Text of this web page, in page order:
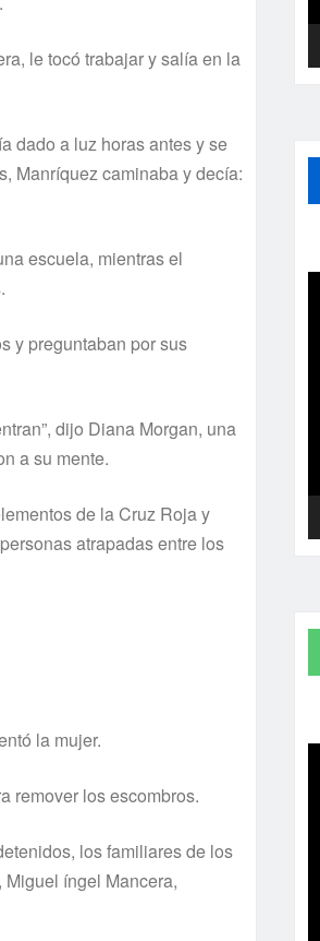
le tocó trabajar y salí­a en la
dado a luz horas antes y se
Manrí­quez caminaba y decí­a:
escuela, mientras el
y preguntaban por sus
dijo Diana Morgan, una
a su mente.
de la Cruz Roja y
atrapadas entre los
la mujer.
remover los escombros.
los familiares de los
íngel Mancera,